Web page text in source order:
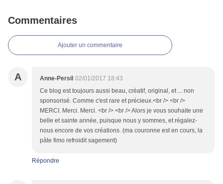
Commentaires
Ajouter un commentaire
A Anne-Persil 02/01/2017 18:43
Ce blog est toujours aussi beau, créatif, original, et ... non
sponsorisé. Comme c'est rare et précieux.<br /> <br />
MERCI. Merci. Merci. <br /> <br /> Alors je vous souhaite une
belle et sainte année, puisque nous y sommes, et régalez-
nous encore de vos créations. (ma couronne est en cours, la
pâte fimo refroidit sagement)
Répondre